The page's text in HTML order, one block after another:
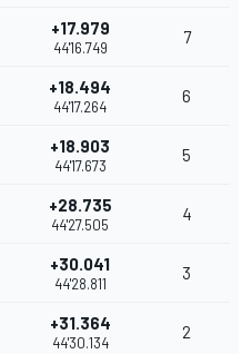
+17.979
44'16.749
7
+18.494
44'17.264
6
+18.903
44'17.673
5
+28.735
44'27.505
4
+30.041
44'28.811
3
+31.364
44'30.134
2